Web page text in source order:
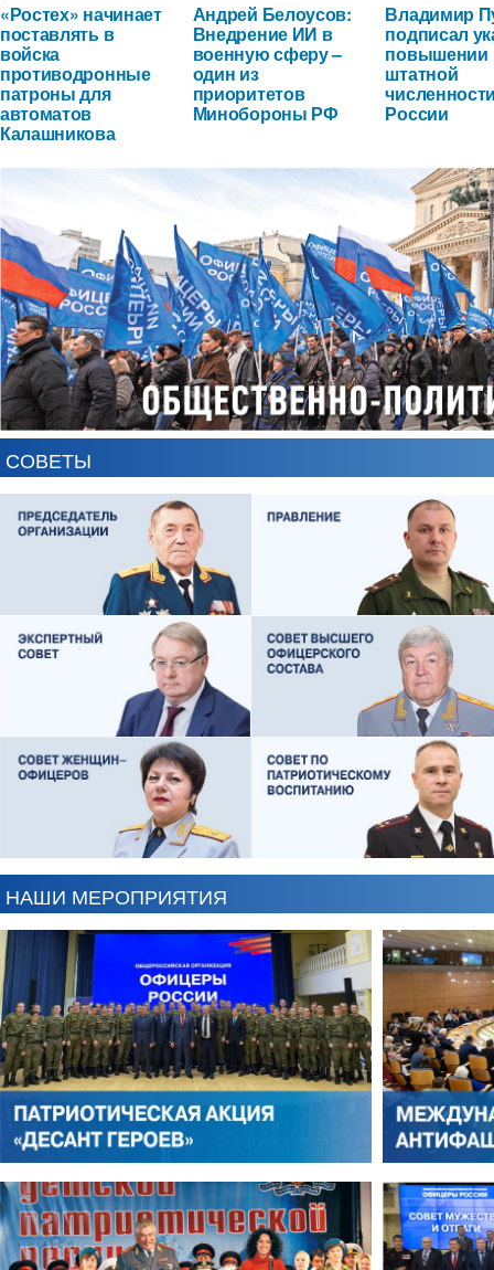
«Ростех» начинает
поставлять в
войска
противодронные
патроны для
автоматов
Калашникова
Андрей Белоусов:
Внедрение ИИ в
военную сферу –
один из
приоритетов
Минобороны РФ
Владимир
подписал
повышении
штатной
России
СОВЕТЫ
НАШИ МЕРОПРИЯТИЯ
ЕВГЕНИЙ ЧЕРДАКОВ ОЛЕГ ЛОГУНОВ